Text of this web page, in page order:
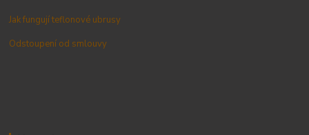
Jak fungují teflonové ubrusy
Odstoupení od smlouvy